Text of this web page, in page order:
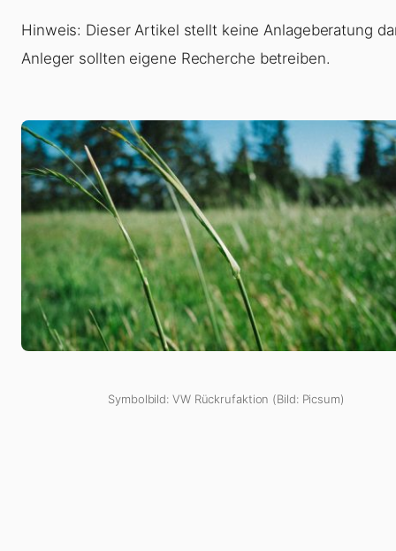
Hinweis: Dieser Artikel stellt keine Anlageberatung
Anleger sollten eigene Recherche betreiben.
Symbolbild: VW Rückrufaktion (Bild: Picsum)